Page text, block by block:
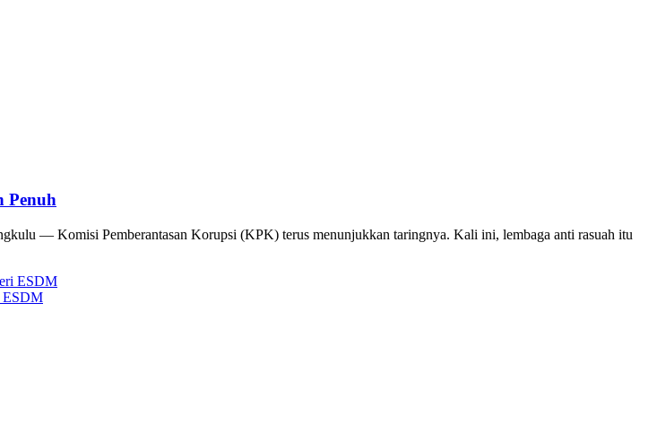
Penuh
— Komisi Pemberantasan Korupsi (KPK) terus menunjukkan taringnya. Kali ini, lembaga anti rasuah itu
ESDM